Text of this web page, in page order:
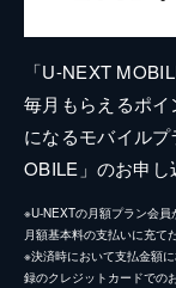
「U-NEXT
毎月もらえるポ
になるモバイル
OBILE」のお申し
※U-NEXTの月額プラン会
月額基本料の支払いに充て
※決済時において支払金額
録のクレジットカードでの